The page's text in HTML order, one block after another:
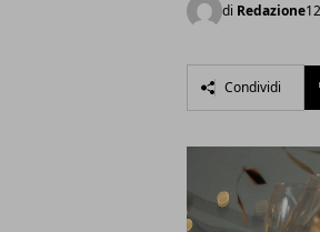
di Redazione
Condividi